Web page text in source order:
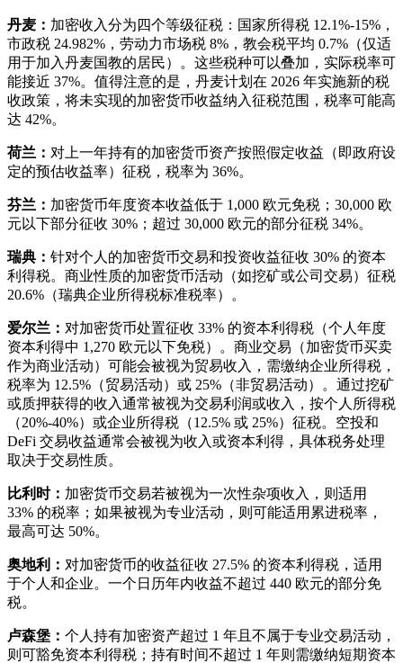
丹麦： 加密收入分为四个等级征税：国家所得税 12.1%-15%，
市政税 24.982%，劳动力市场税 8%，教会税平均 0.7%（仅适
用于加入丹麦国教的居民）。这些税种可以叠加，实际税率可
能接近 37%。值得注意的是，丹麦计划在 2026 年实施新的税
收政策，将未实现的加密货币收益纳入征税范围，税率可能高
达 42%。
荷兰： 对上一年持有的加密货币资产按照假定收益（即政府设
定的预估收益率）征税，税率为 36%。
芬兰： 加密货币年度资本收益低于 1,000 欧元免税；30,000 欧
元以下部分征收 30%；超过 30,000 欧元的部分征税 34%。
瑞典： 针对个人的加密货币交易和投资收益征收 30% 的资本
利得税。商业性质的加密货币活动（如挖矿或公司交易）征税
20.6%（瑞典企业所得税标准税率）。
爱尔兰： 对加密货币处置征收 33% 的资本利得税（个人年度
资本利得中 1,270 欧元以下免税）。商业交易（加密货币买卖
作为商业活动）可能会被视为贸易收入，需缴纳企业所得税，
税率为 12.5%（贸易活动）或 25%（非贸易活动）。通过挖矿
或质押获得的收入通常被视为交易利润或收入，按个人所得税
（20%-40%）或企业所得税（12.5% 或 25%）征税。空投和
DeFi 交易收益通常会被视为收入或资本利得，具体税务处理
取决于交易性质。
比利时： 加密货币交易若被视为一次性杂项收入，则适用
33% 的税率；如果被视为专业活动，则可能适用累进税率，
最高可达 50%。
奥地利： 对加密货币的收益征收 27.5% 的资本利得税，适用
于个人和企业。一个日历年内收益不超过 440 欧元的部分免
税。
卢森堡： 个人持有加密资产超过 1 年且不属于专业交易活动，
则可豁免资本利得税；持有时间不超过 1 年则需缴纳短期资本